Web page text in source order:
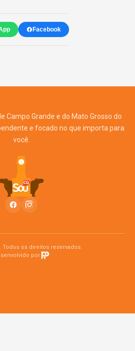
Facebook
Campo Grande e do Mato Grosso do
e focado no que importa para
você.
Todos os direitos reservados.
por